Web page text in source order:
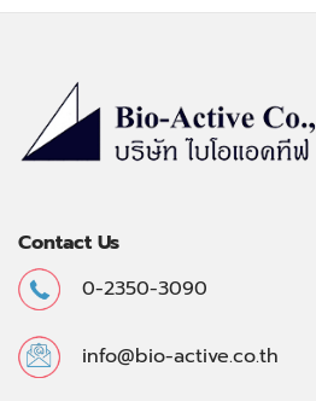
Contact Us
0-2350-3090
info@bio-active.co.th